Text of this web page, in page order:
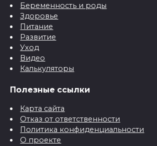
Беременность и роды
Здоровье
Питание
Развитие
Уход
Видео
Калькуляторы
Полезные ссылки
Карта сайта
Отказ от ответственности
Политика конфиденциальности
О проекте